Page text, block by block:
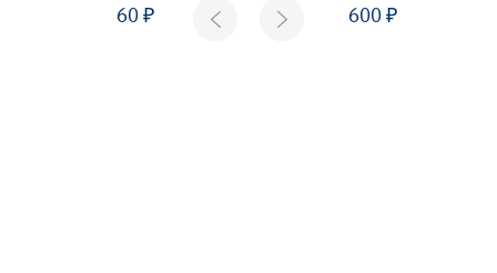
60 600